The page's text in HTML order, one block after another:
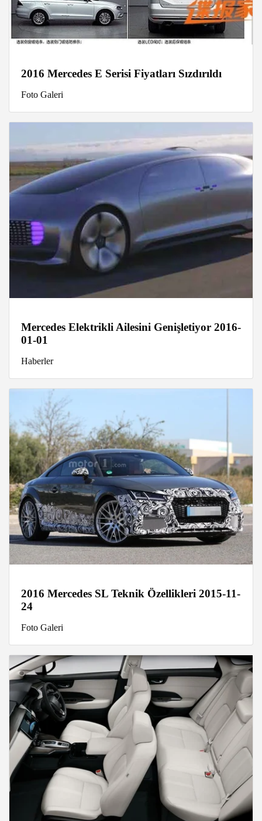
2016 Mercedes E Serisi Fiyatları Sızdırıldı
Foto Galeri
Mercedes Elektrikli Ailesini Genişletiyor 2016-
01-01
Haberler
2016 Mercedes SL Teknik Özellikleri 2015-11-
24
Foto Galeri